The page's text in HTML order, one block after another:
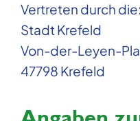
Vertreten durch die:
Stadt Krefeld
Von-der-Leyen-
47798 Krefeld
Angaben